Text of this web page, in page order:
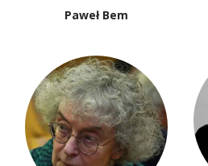
Paweł Bem